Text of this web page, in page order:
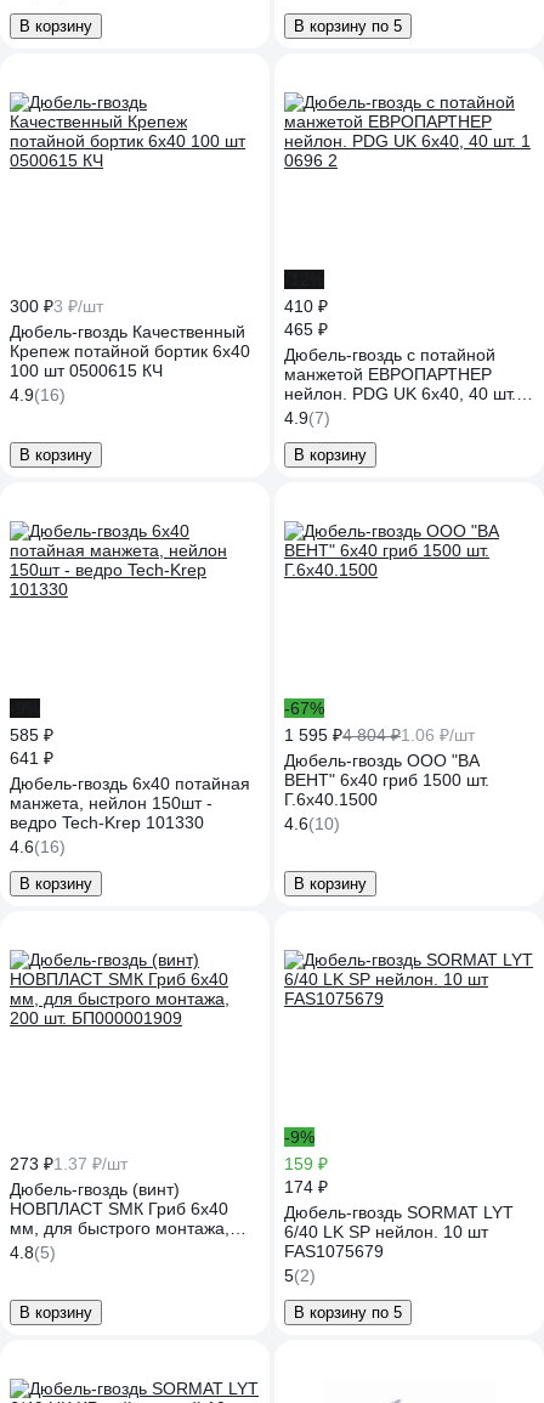
В корзину В корзину по 5
300 ₽3 ₽/шт
Дюбель-гвоздь Качественный
Крепеж потайной бортик 6х40
100 шт 0500615 КЧ
4.9(16)
В корзину
410 ₽
465 ₽
Дюбель-гвоздь с потайной
манжетой ЕВРОПАРТНЕР
нейлон. PDG UK 6x40, 40 шт. 1
0696 2
4.9(7)
В корзину
585 ₽
641 ₽
Дюбель-гвоздь 6х40 потайная
манжета, нейлон 150шт -
ведро Tech-Krep 101330
4.6(16)
В корзину
-67%
1 595 ₽4 804 ₽1.06 ₽/шт
Дюбель-гвоздь ООО "ВА
ВЕНТ" 6x40 гриб 1500 шт.
Г.6х40.1500
4.6(10)
В корзину
273 ₽1.37 ₽/шт
Дюбель-гвоздь (винт)
НОВПЛАСТ SMК Гриб 6х40
мм, для быстрого монтажа,
200 шт. БП000001909
4.8(5)
В корзину
-9%
159 ₽
174 ₽
Дюбель-гвоздь SORMAT LYT
6/40 LK SP нейлон. 10 шт
FAS1075679
5(2)
В корзину по 5